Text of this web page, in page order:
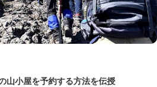
山小屋を予約する方法を伝授